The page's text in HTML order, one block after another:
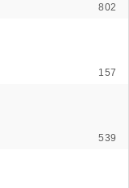
802
157
539